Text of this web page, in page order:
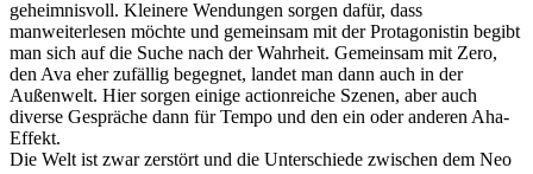
geheimnisvoll. Kleinere Wendungen sorgen dafür, dass
manweiterlesen möchte und gemeinsam mit der Protagonistin begibt
man sich auf die Suche nach der Wahrheit. Gemeinsam mit Zero,
den Ava eher zufällig begegnet, landet man dann auch in der
Außenwelt. Hier sorgen einige actionreiche Szenen, aber auch
diverse Gespräche dann für Tempo und den ein oder anderen Aha-
Effekt.
Die Welt ist zwar zerstört und die Unterschiede zwischen dem Neo